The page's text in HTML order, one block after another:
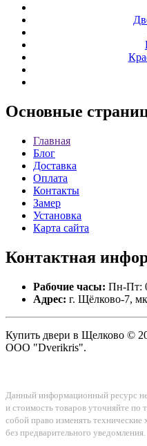
Основные
Главная
Блог
Доставка
Оплата
Контакты
Замер
Установка
Карта сайта
Контактная
Рабочие часы: Пн-Пт:
Адрес: г. Щёлково-7,
Купить двери в Щелково ©
ООО "Dverikris".
Данный информационный ресурс
и стоимость товаров уточняйте по
собой право изменять
без предварительного уведомления.